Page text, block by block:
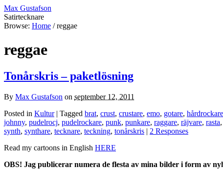
Max Gustafson
Satirtecknare
Browse: Home / reggae
reggae
Tonårskris – paketlösning
By Max Gustafson on september 12, 2011
Posted in Kultur | Tagged brat, crust, crustare, emo, gotare, hårdrockare
johnny, pudelrocj, pudelrockare, punk, punkare, raggare, räjvare, rasta,
synth, synthare, tecknare, teckning, tonårskris | 2 Responses
Read my cartoons in English HERE
OBS! Jag publicerar numera de flesta av mina bilder i form av